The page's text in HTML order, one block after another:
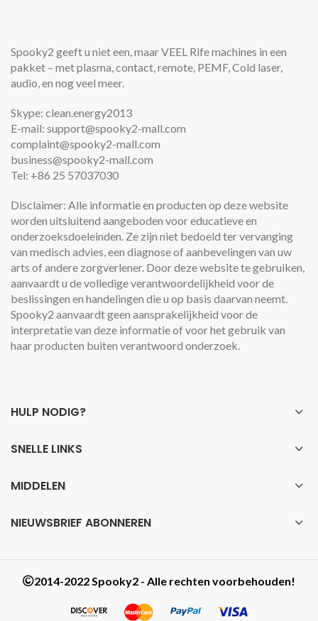
Spooky2 geeft u niet een, maar VEEL Rife machines in een
pakket – met plasma, contact, remote, PEMF, Cold laser,
audio, en nog veel meer.
Skype: clean.energy2013
E-mail: support@spooky2-mall.com
complaint@spooky2-mall.com
business@spooky2-mall.com
Tel: +86 25 57037030
Disclaimer: Alle informatie en producten op deze website
worden uitsluitend aangeboden voor educatieve en
onderzoeksdoeleinden. Ze zijn niet bedoeld ter vervanging
van medisch advies, een diagnose of aanbevelingen van uw
arts of andere zorgverlener. Door deze website te gebruiken,
aanvaardt u de volledige verantwoordelijkheid voor de
beslissingen en handelingen die u op basis daarvan neemt.
Spooky2 aanvaardt geen aansprakelijkheid voor de
interpretatie van deze informatie of voor het gebruik van
haar producten buiten verantwoord onderzoek.
HULP NODIG?
SNELLE LINKS
MIDDELEN
NIEUWSBRIEF ABONNEREN
2014-2022 Spooky2 - Alle rechten voorbehouden!